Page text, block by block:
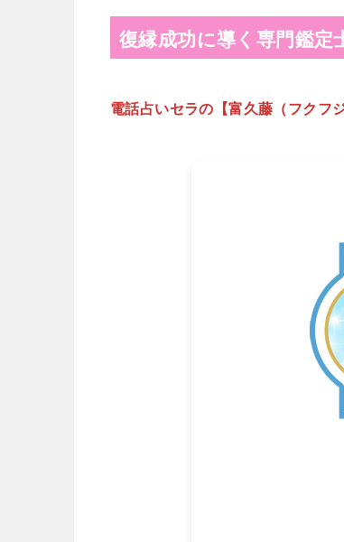
復縁成功に導く専門鑑定
電話占いセラの【富久藤（フクフ